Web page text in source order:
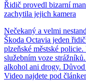
Řidič provedl bizarní
zachytila jejich kamera
Nečekaný a velmi
Škoda Octavia jeden
plzeňské městské
služebním voze
alkohol ani drogy.
Video najdete pod